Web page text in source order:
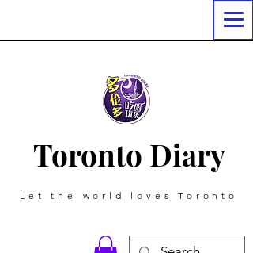
Toronto Diary
Let the world loves Toronto